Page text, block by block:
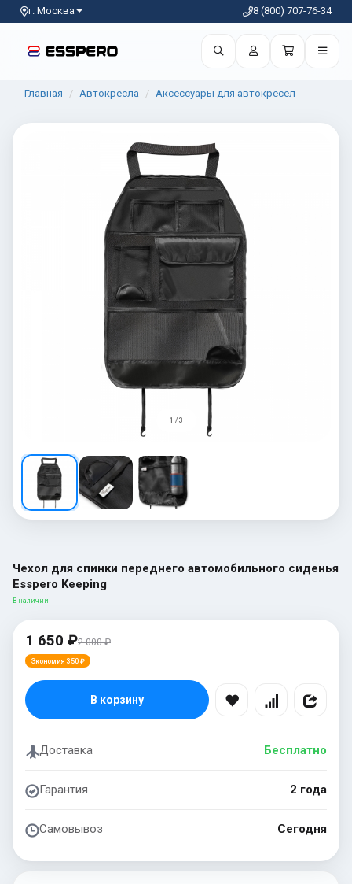
г. Москва 8 (800) 707-76-34
Главная Автокресла Аксессуары для автокресел
1 / 3
Чехол для спинки переднего автомобильного сиденья
Esspero Keeping
В наличии
1 650 ₽2 000 ₽
Экономия 350 ₽
В корзину
Доставка Бесплатно
Гарантия 2 года
Самовывоз Сегодня